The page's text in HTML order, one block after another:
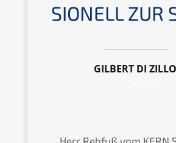
SIO­NELL ZUR
GILBERT DI ZILLO
Herr Rehfuß vom KERN